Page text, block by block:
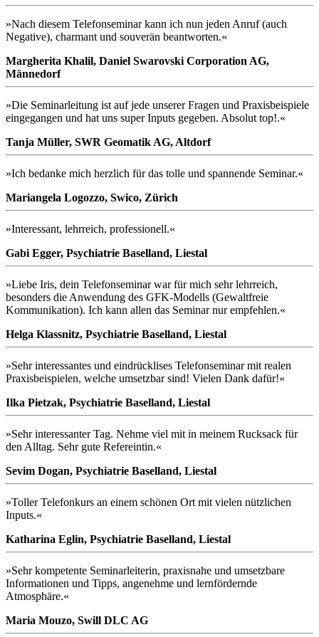
»Nach diesem Telefonseminar kann ich nun jeden Anruf (auch
Negative), charmant und souverän beantworten.«
Margherita Khalil, Daniel Swarovski Corporation AG,
Männedorf
»Die Seminarleitung ist auf jede unserer Fragen und Praxisbeispiele
eingegangen und hat uns super Inputs gegeben. Absolut top!.«
Tanja Müller, SWR Geomatik AG, Altdorf
»Ich bedanke mich herzlich für das tolle und spannende Seminar.«
Mariangela Logozzo, Swico, Zürich
»Interessant, lehrreich, professionell.«
Gabi Egger, Psychiatrie Baselland, Liestal
»Liebe Iris, dein Telefonseminar war für mich sehr lehrreich,
besonders die Anwendung des GFK-Modells (Gewaltfreie
Kommunikation). Ich kann allen das Seminar nur empfehlen.«
Helga Klassnitz, Psychiatrie Baselland, Liestal
»Sehr interessantes und eindrücklises Telefonseminar mit realen
Praxisbeispielen, welche umsetzbar sind! Vielen Dank dafür!«
Ilka Pietzak, Psychiatrie Baselland, Liestal
»Sehr interessanter Tag. Nehme viel mit in meinem Rucksack für
den Alltag. Sehr gute Refereintin.«
Sevim Dogan, Psychiatrie Baselland, Liestal
»Toller Telefonkurs an einem schönen Ort mit vielen nützlichen
Inputs.«
Katharina Eglin, Psychiatrie Baselland, Liestal
»Sehr kompetente Seminarleiterin, praxisnahe und umsetzbare
Informationen und Tipps, angenehme und lernfördernde
Atmosphäre.«
Maria Mouzo, Swill DLC AG